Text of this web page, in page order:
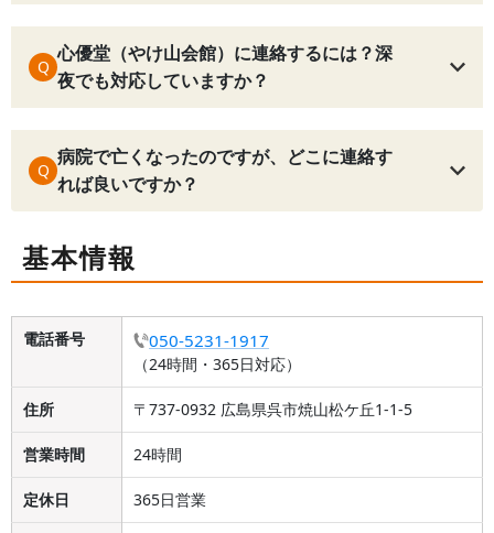
Q
心優堂（やけ山会館）に連絡するには？深
夜でも対応していますか？
Q
病院で亡くなったのですが、どこに連絡す
れば良いですか？
基本情報
電話番号 050-5231-1917
（24時間・365日対応）
住所 〒737-0932 広島県呉市焼山松ケ丘1-1-5
営業時間 24時間
定休日 365日営業